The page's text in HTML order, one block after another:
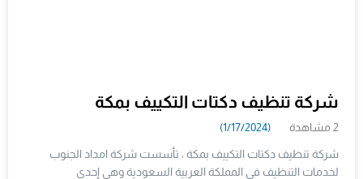
شركة تنظيف دكتات التكييف بمكة
2 مشاهدة (1/17/2024)
شركة تنظيف دكتات التكييف بمكة ، تأسست شركة امداد الجنوب
لخدمات التنظيف في المملكة العربية السعودية وهي إحدى